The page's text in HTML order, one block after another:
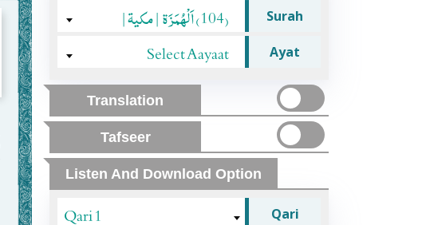
(104) اَلْهُمَزَة |مکیۃ| Surah
Select Aayaat Ayat
Translation
Tafseer
Listen And Download Option
Qari 1 Qari